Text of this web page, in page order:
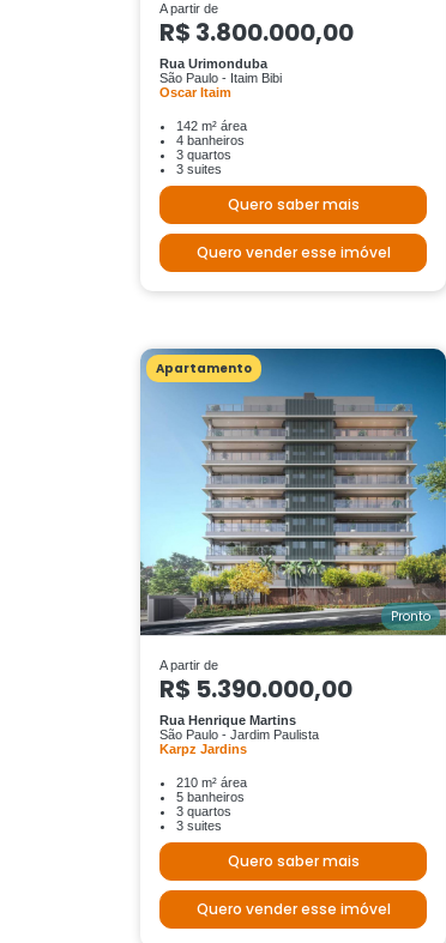
A partir de
R$ 3.800.000,00
Rua Urimonduba
São Paulo - Itaim Bibi
Oscar Itaim
142 m² área
4 banheiros
3 quartos
3 suites
Quero saber mais
Quero vender esse imóvel
Apartamento
Pronto
A partir de
R$ 5.390.000,00
Rua Henrique Martins
São Paulo - Jardim Paulista
Karpz Jardins
210 m² área
5 banheiros
3 quartos
3 suites
Quero saber mais
Quero vender esse imóvel